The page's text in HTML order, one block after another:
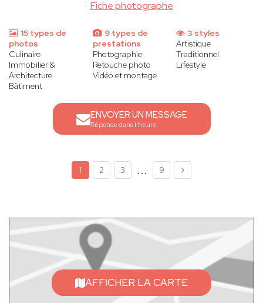
Fiche photographe
15 types de
photos
Culinaire
Immobilier &
Architecture
Bâtiment
9 types de
prestations
Photographie
Retouche photo
Vidéo et montage
3 styles
Artistique
Traditionnel
Lifestyle
ENVOYER UN MESSAGE
Réponse dans l'heure
1 2 3 ... 9
AFFICHER LA CARTE